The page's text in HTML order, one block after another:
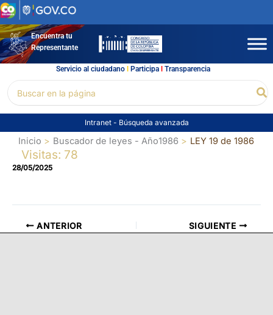
Ir
al
contenidoEncuentra tu
Representante
Servicio al ciudadano l Participal Transparencia
por:
Intranet - Búsqueda avanzada
Inicio Buscador de leyes - Año1986 LEY 19 de 1986
Visitas: 78
28/05/2025
ANTERIOR SIGUIENTE